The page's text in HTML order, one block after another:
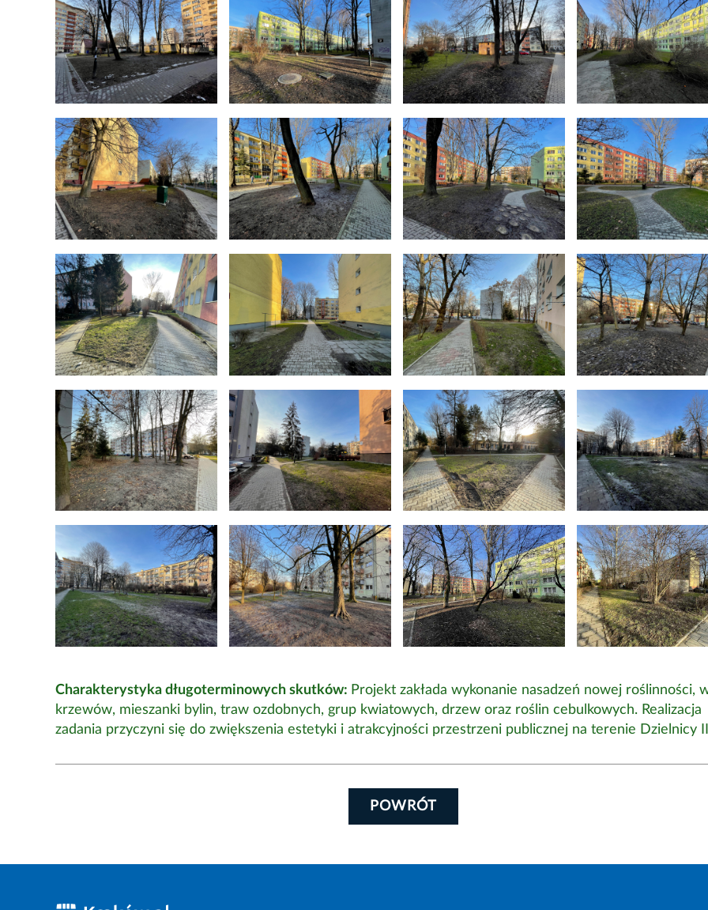
Charakterystyka długoterminowych skutków: Projekt zakłada wykonanie nasadzeń nowej roślinności,
krzewów, mieszanki bylin, traw ozdobnych, grup kwiatowych, drzew oraz roślin cebulkowych. Realizacja
zadania przyczyni się do zwiększenia estetyki i atrakcyjności przestrzeni publicznej na terenie Dzielnicy
POWRÓT